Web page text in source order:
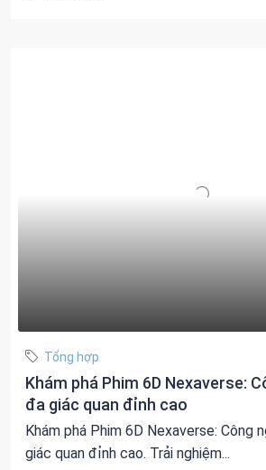
Tổng hợp
Khám phá Phim 6D Nexaverse:
đa giác quan đỉnh cao
Khám phá Phim 6D Nexaverse: Công
giác quan đỉnh cao. Trải nghiệm...